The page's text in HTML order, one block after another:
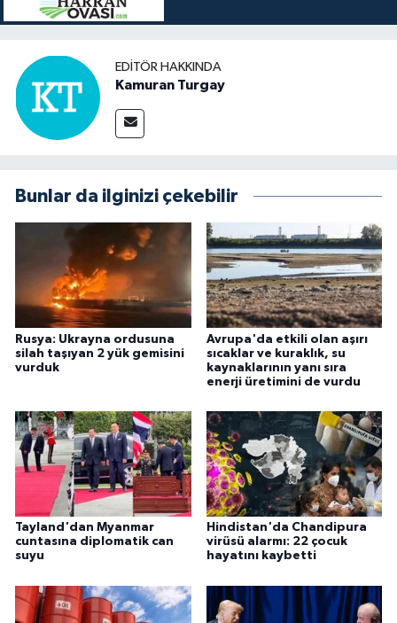
EDITÖR HAKKINDA
Kamuran Turgay
Bunlar da ilginizi çekebilir
Rusya: Ukrayna ordusuna
silah taşıyan 2 yük gemisini
vurduk
Avrupa'da etkili olan aşırı
sıcaklar ve kuraklık, su
kaynaklarının yanı sıra
enerji üretimini de vurdu
Tayland'dan Myanmar
cuntasına diplomatik can
suyu
Hindistan'da Chandipura
virüsü alarmı: 22 çocuk
hayatını kaybetti